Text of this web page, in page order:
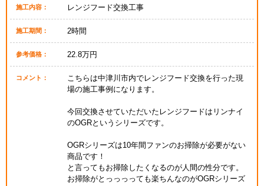
施工内容： レンジフード交換工事
施工期間： 2時間
参考価格： 22.8万円
コメント：
こちらは中津川市内でレンジフード交換を行った現
場の施工事例になります。
今回交換させていただいたレンジフードはリンナイ
のOGRというシリーズです。
OGRシリーズは10年間ファンのお掃除が必要がない
商品です！
と言ってもお掃除したくなるのが人間の性分です。
お掃除がとっっっっても楽ちんなのがOGRシリーズ